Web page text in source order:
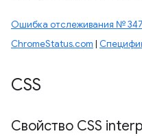
Ошибка отслеживания №
ChromeStatus.com |
CSS
Свойство CSS